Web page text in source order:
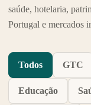
saúde, hotelaria,
Portugal e mercados
Todos GTC
Educação